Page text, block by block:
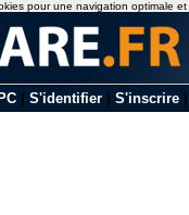
PC S'identifier S'inscrire
pour une navigation optimale